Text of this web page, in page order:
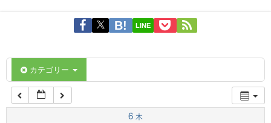
LINE
カテゴリー
6 木
06:00
07:00